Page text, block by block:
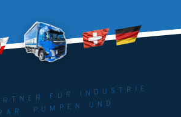
FÜR INDUSTRIE.